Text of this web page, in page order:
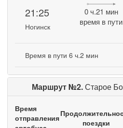
21:25
Ногинск
0 ч.21 мин
время в пути
Время в пути 6 ч.2 мин
Маршрут №2.Старое
Время
отправления
поездки